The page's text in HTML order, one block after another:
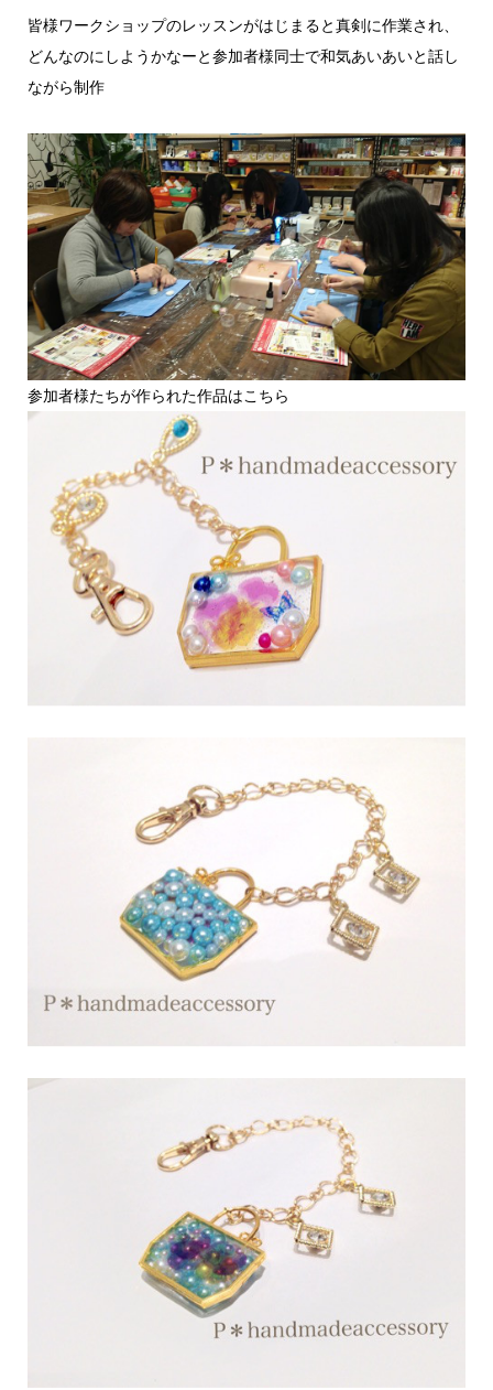
皆様ワークショップのレッスンがはじまると真剣に作業され、
どんなのにしようかなーと参加者様同士で和気あいあいと話し
ながら制作
参加者様たちが作られた作品はこちら